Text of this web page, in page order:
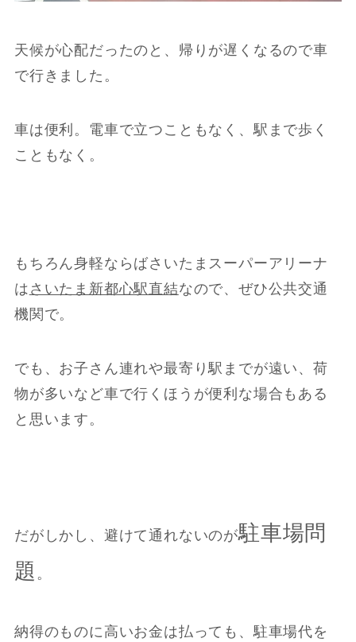
天候が心配だったのと、帰りが遅くなるので車
で行きました。
車は便利。電車で立つこともなく、駅まで歩く
こともなく。
もちろん身軽ならばさいたまスーパーアリーナ
は さいたま新都心駅直結なので、ぜひ公共交通
機関で。
でも、お子さん連れや最寄り駅までが遠い、荷
物が多いなど車で行くほうが便利な場合もある
と思います。
だがしかし、避けて通れないのが駐車場問
題 。
納得のものに高いお金は払っても、駐車場代を